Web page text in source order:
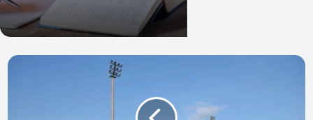
Nacional